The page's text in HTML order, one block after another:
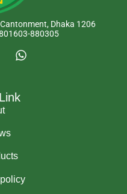
Dhaka 1206
880305